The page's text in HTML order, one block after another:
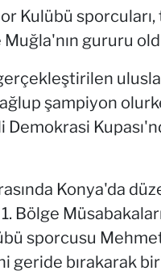
Kulübü
gururu
şampiyon
Konya'da
Bölge
sporcusu
geride bırakarak